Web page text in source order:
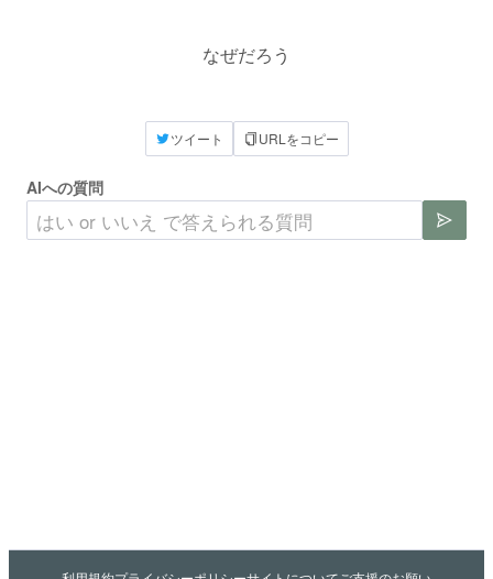
なぜだろう
ツイート URLをコピー
AIへの質問